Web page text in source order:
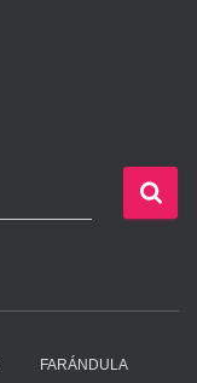
FARÁNDULA